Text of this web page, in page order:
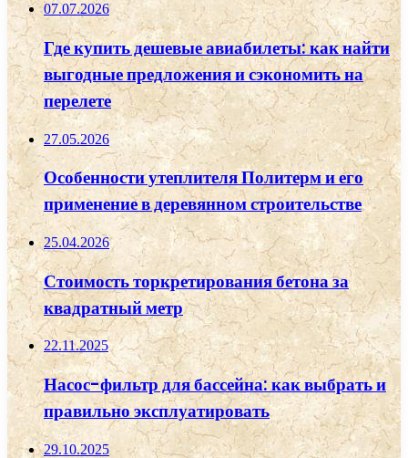
07.07.2026
Где купить дешевые авиабилеты: как найти
выгодные предложения и сэкономить на
перелете
27.05.2026
Особенности утеплителя Политерм и его
применение в деревянном строительстве
25.04.2026
Стоимость торкретирования бетона за
квадратный метр
22.11.2025
Насос-фильтр для бассейна: как выбрать и
правильно эксплуатировать
29.10.2025